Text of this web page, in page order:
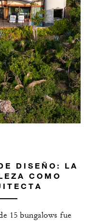
DISEÑO: LA
COMO
15 bungalows fue